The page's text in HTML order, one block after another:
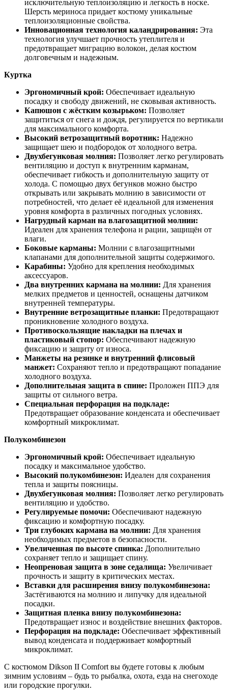
исключительную теплоизоляцию и легкость в носке.
Шерсть мериноса придает костюму уникальные
теплоизоляционные свойства.
Инновационная технология каландрирования: Эта
технология улучшает прочность утеплителя и
предотвращает миграцию волокон, делая костюм
долговечным и надежным.
Куртка
Эргономичный крой: Обеспечивает идеальную
посадку и свободу движений, не сковывая активность.
Капюшон с жёстким козырьком: Позволяет
защититься от снега и дождя, регулируется по вертикали
для максимального комфорта.
Высокий ветрозащитный воротник: Надежно
защищает шею и подбородок от холодного ветра.
Двухбегунковая молния: Позволяет легко регулировать
вентиляцию и доступ к внутренним карманам,
обеспечивает гибкость и дополнительную защиту от
холода. С помощью двух бегунков можно быстро
открывать или закрывать молнию в зависимости от
потребностей, что делает её идеальной для изменения
уровня комфорта в различных погодных условиях.
Нагрудный карман на влагозащитной молнии:
Идеален для хранения телефона и рации, защищён от
влаги.
Боковые карманы: Молнии с влагозащитными
клапанами для дополнительной защиты содержимого.
Карабины: Удобно для крепления необходимых
аксессуаров.
Два внутренних кармана на молнии: Для хранения
мелких предметов и ценностей, оснащены датчиком
внутренней температуры.
Внутренние ветрозащитные планки: Предотвращают
проникновение холодного воздуха.
Противоскользящие накладки на плечах и
пластиковый стопор: Обеспечивают надежную
фиксацию и защиту от износа.
Манжеты на резинке и внутренний флисовый
манжет: Сохраняют тепло и предотвращают попадание
холодного воздуха.
Дополнительная защита в спине: Проложен ППЭ для
защиты от сильного ветра.
Специальная перфорация на подкладе:
Предотвращает образование конденсата и обеспечивает
комфортный микроклимат.
Полукомбинезон
Эргономичный крой: Обеспечивает идеальную
посадку и максимальное удобство.
Высокий полукомбинезон: Идеален для сохранения
тепла и защиты поясницы.
Двухбегунковая молния: Позволяет легко регулировать
вентиляцию и удобство.
Регулируемые помочи: Обеспечивают надежную
фиксацию и комфортную посадку.
Три глубоких кармана на молнии: Для хранения
необходимых предметов в безопасности.
Увеличенная по высоте спинка: Дополнительно
сохраняет тепло и защищает спину.
Неопреновая защита в зоне седалища: Увеличивает
прочность и защиту в критических местах.
Вставки для расширения внизу полукомбинезона:
Застёгиваются на молнию и липучку для идеальной
посадки.
Защитная пленка внизу полукомбинезона:
Предотвращает износ и воздействие внешних факторов.
Перфорация на подкладе: Обеспечивает эффективный
вывод конденсата и поддерживает комфортный
микроклимат.
С костюмом Dikson II Comfort вы будете готовы к любым
зимним условиям – будь то рыбалка, охота, езда на снегоходе
или городские прогулки.